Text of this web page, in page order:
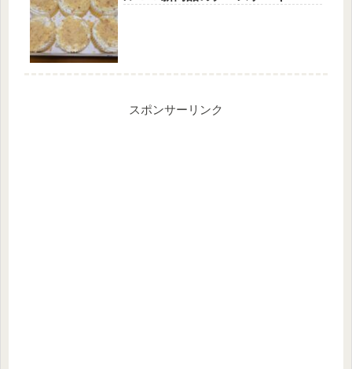
スポンサーリンク